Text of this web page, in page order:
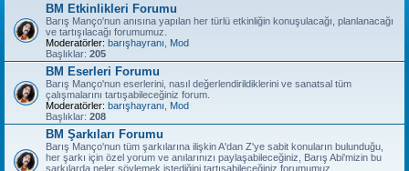
BM Etkinlikleri Forumu
Barış Manço'nun anısına yapılan her türlü etkinliğin konuşulacağı, planlanacağı
ve tartışılacağı forumumuz.
Moderatörler: barışhayranı
Mod
Başlıklar: 205
BM Eserleri Forumu
Barış Manço'nun eserlerini, nasıl değerlendirildiklerini ve sanatsal tüm
çalışmalarını tartışabileceğiniz forum.
Moderatörler: barışhayranı
Mod
Başlıklar: 208
BM Şarkıları Forumu
Barış Manço'nun tüm şarkılarına ilişkin A'dan Z'ye sabit konuların bulunduğu,
her şarkı için özel yorum ve anılarınızı paylaşabileceğiniz, Barış Abi'mizin bu
şarkılarda neler söylemek istediğini tartışabileceğiniz forumumuz.